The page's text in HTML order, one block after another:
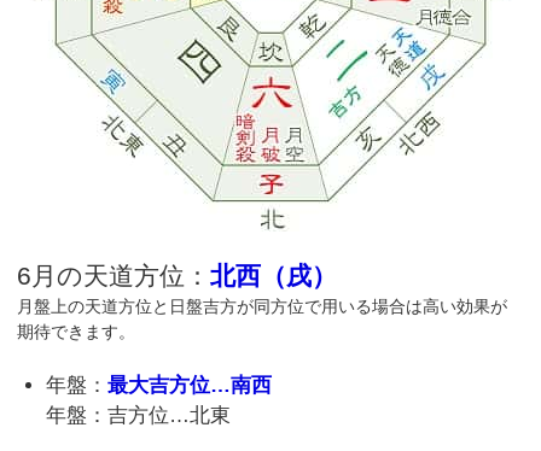
6月の天道方位：北西（戌）
月盤上の天道方位と日盤吉方が同方位で用いる場合は高い効果が
期待できます。
年盤：最大吉方位…南西
年盤：吉方位…北東